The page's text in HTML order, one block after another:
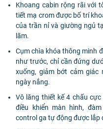
Khoang cabin rộng rãi với
tiết mạ crom được bố trí
của trần nỉ và giường ngủ
lãm.
Cụm chìa khóa thông minh
như trước, chỉ cần đứng
xuống, giảm bớt cảm giác
ngày nắng.
Vô lăng thiết kế 4 chấu
điều khiển màn hình,
control ga tự động được lắp